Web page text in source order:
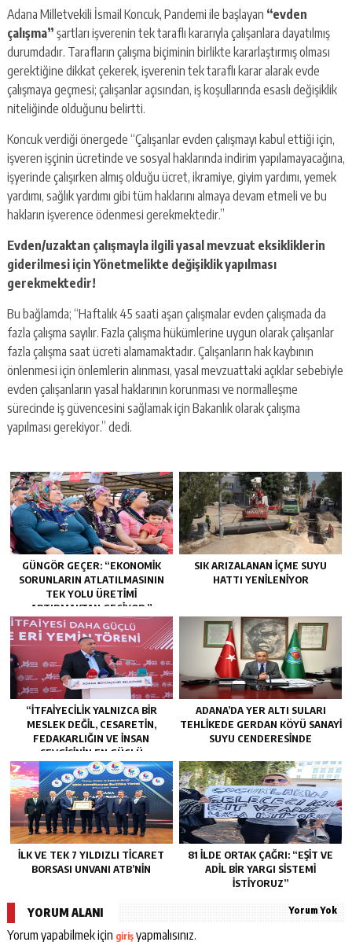
Adana Milletvekili İsmail Koncuk, Pandemi ile başlayan “evden
çalışma” şartları işverenin tek taraflı kararıyla çalışanlara dayatılmış
durumdadır. Tarafların çalışma biçiminin birlikte kararlaştırmış olması
gerektiğine dikkat çekerek, işverenin tek taraflı karar alarak evde
çalışmaya geçmesi; çalışanlar açısından, iş koşullarında esaslı değişiklik
niteliğinde olduğunu belirtti.
Koncuk verdiği önergede “Çalışanlar evden çalışmayı kabul ettiği için,
işveren işçinin ücretinde ve sosyal haklarında indirim yapılamayacağına,
işyerinde çalışırken almış olduğu ücret, ikramiye, giyim yardımı, yemek
yardımı, sağlık yardımı gibi tüm haklarını almaya devam etmeli ve bu
hakların işverence ödenmesi gerekmektedir.”
Evden/uzaktan çalışmayla ilgili yasal mevzuat eksikliklerin
giderilmesi için Yönetmelikte değişiklik yapılması
gerekmektedir!
Bu bağlamda; “Haftalık 45 saati aşan çalışmalar evden çalışmada da
fazla çalışma sayılır. Fazla çalışma hükümlerine uygun olarak çalışanlar
fazla çalışma saat ücreti alamamaktadır. Çalışanların hak kaybının
önlenmesi için önlemlerin alınması, yasal mevzuattaki açıklar sebebiyle
evden çalışanların yasal haklarının korunması ve normalleşme
sürecinde iş güvencesini sağlamak için Bakanlık olarak çalışma
yapılması gerekiyor.” dedi.
GÜNGÖR GEÇER: “EKONOMIK
SORUNLARIN ATLATILMASININ
TEK YOLU ÜRETIMI
ARTIRMAKTAN GEÇIYOR.”
SIK ARIZALANAN IÇME SUYU
HATTI YENILENIYOR
“İTFAIYECILIK YALNIZCA BIR
MESLEK DEĞIL, CESARETIN,
FEDAKARLIĞIN VE INSAN
SEVGISININ EN GÜÇLÜ
TEMSILIDIR.”
ADANA’DA YER ALTI SULARI
TEHLİKEDE GERDAN KÖYÜ SANAYİ
SUYU CENDERESİNDE
İLK VE TEK 7 YILDIZLI TİCARET
BORSASI UNVANI ATB’NİN
81 İLDE ORTAK ÇAĞRI: “EŞİT VE
ADİL BİR YARGI SİSTEMİ
İSTİYORUZ”
YORUM ALANI Yorum Yok
Yorum yapabilmek için girişyapmalısınız.